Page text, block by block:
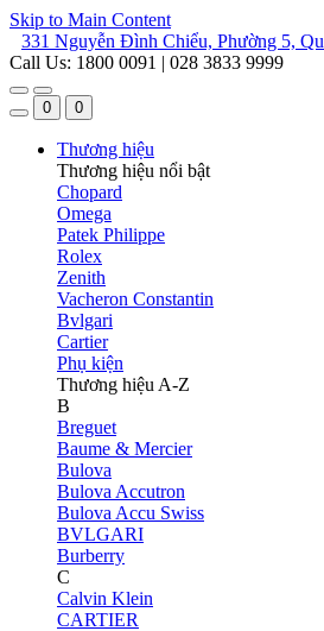
Skip to Main Content
331 Nguyễn Đình Chiểu, Phường 5,
Call Us: 1800 0091 | 028 3833 9999
0 0
Thương hiệu
Thương hiệu nổi bật
Chopard
Omega
Patek Philippe
Rolex
Zenith
Vacheron Constantin
Bvlgari
Cartier
Phụ kiện
Thương hiệu A-Z
B
Breguet
Baume & Mercier
Bulova
Bulova Accutron
Bulova Accu Swiss
BVLGARI
Burberry
C
Calvin Klein
CARTIER